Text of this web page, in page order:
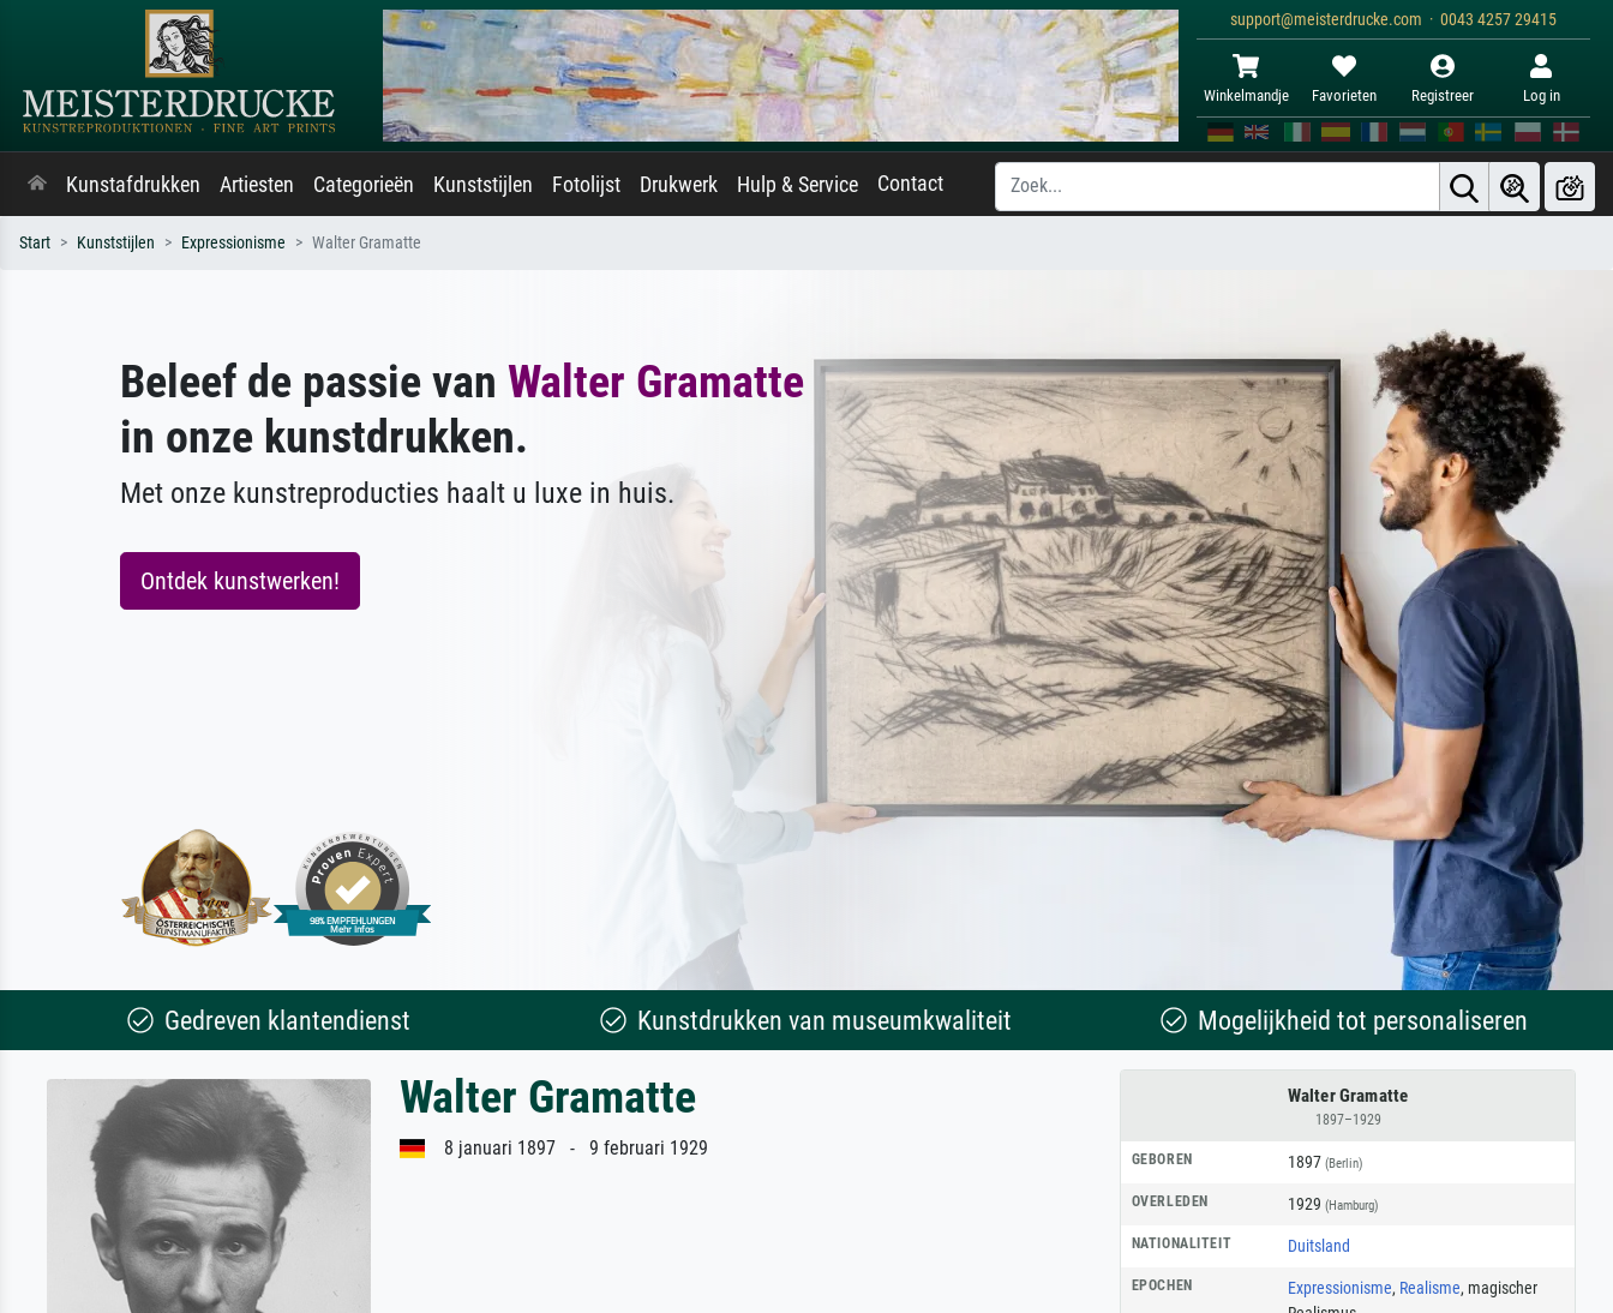
support@meisterdrucke.com · 0043 4257 29415
Winkelmandje Favorieten Registreer Log in
Kunstafdrukken Artiesten Categorieën Kunststijlen Fotolijst Drukwerk Hulp & Service Contact
Start Kunststijlen Expressionisme Walter Gramatte
Beleef de passie van Walter Gramatte
in onze kunstdrukken.
Met onze kunstreproducties haalt u luxe in huis.
Ontdek kunstwerken!
Gedreven klantendienst Kunstdrukken van museumkwaliteit Mogelijkheid tot personaliseren
Walter Gramatte
1897–1929
GEBOREN 1897 (Berlin)
OVERLEDEN 1929 (Hamburg)
NATIONALITEIT Duitsland
EPOCHEN Expressionisme, Realisme, magischer
Walter Gramatte
8 januari 1897 - 9 februari 1929